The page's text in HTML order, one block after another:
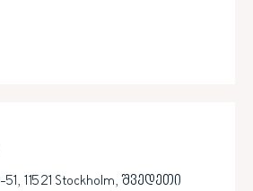
115 21 Stockholm, შვედეთი